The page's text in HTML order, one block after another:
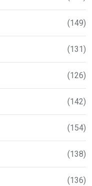
(149)
(131)
(126)
(142)
(154)
(138)
(136)